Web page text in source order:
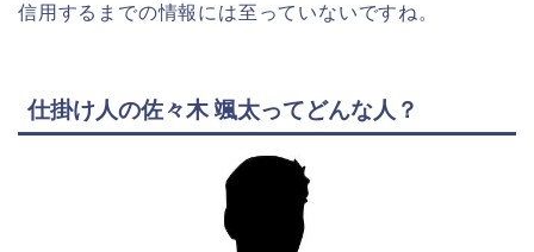
信用するまでの情報には至っていないですね。
仕掛け人の佐々木 颯太ってどんな人？